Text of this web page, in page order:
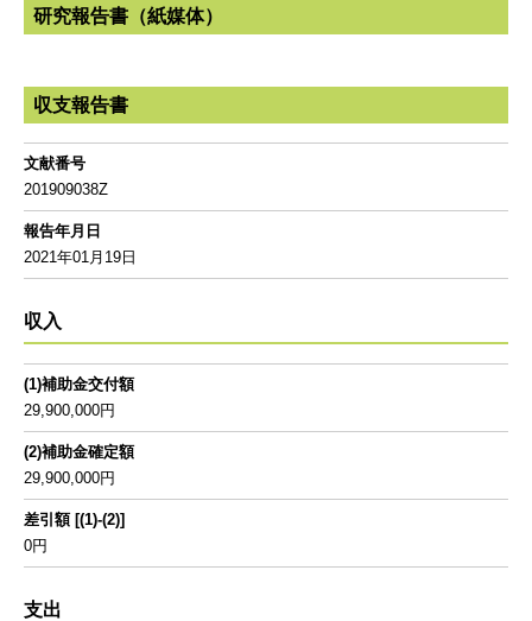
研究報告書（紙媒体）
収支報告書
文献番号
201909038Z
報告年月日
2021年01月19日
収入
(1)補助金交付額
29,900,000円
(2)補助金確定額
29,900,000円
差引額 [(1)-(2)]
0円
支出